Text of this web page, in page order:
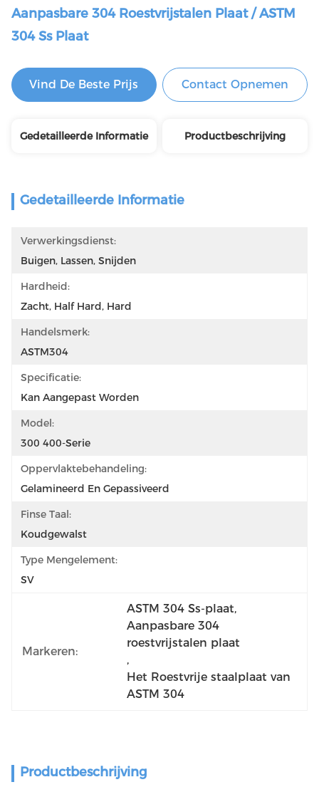
Aanpasbare 304 Roestvrijstalen Plaat / ASTM
304 Ss Plaat
Vind De Beste Prijs Contact Opnemen
Gedetailleerde Informatie Productbeschrijving
Gedetailleerde Informatie
Verwerkingsdienst:
Buigen, Lassen, Snijden
Hardheid:
Zacht, Half Hard, Hard
Handelsmerk:
ASTM304
Specificatie:
Kan Aangepast Worden
Model:
300 400-Serie
Oppervlaktebehandeling:
Gelamineerd En Gepassiveerd
Finse Taal:
Koudgewalst
Type Mengelement:
SV
Markeren:
ASTM 304 Ss-plaat,
Aanpasbare 304
roestvrijstalen plaat
,
Het Roestvrije staalplaat van
ASTM 304
Productbeschrijving